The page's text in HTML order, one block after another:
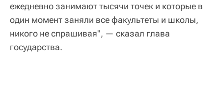
ежедневно занимают тысячи точек и которые в
один момент заняли все факультеты и школы,
никого не спрашивая", — сказал глава
государства.